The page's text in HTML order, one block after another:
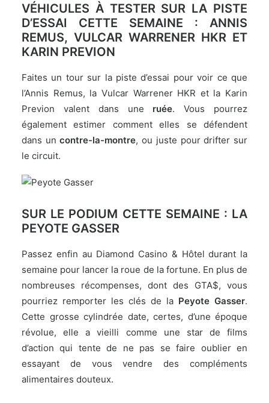
VÉHICULES À TESTER SUR LA PISTE
D’ESSAI CETTE SEMAINE : ANNIS
REMUS, VULCAR WARRENER HKR ET
KARIN PREVION
Faites un tour sur la piste d’essai pour voir ce que
l’Annis Remus, la Vulcar Warrener HKR et la Karin
Previon valent dans une ruée. Vous pourrez
également estimer comment elles se défendent
dans uncontre-la-montre, ou juste pour drifter sur
le circuit.
SUR LE PODIUM CETTE SEMAINE : LA
PEYOTE GASSER
Passez enfin au Diamond Casino & Hôtel durant la
semaine pour lancer la roue de la fortune. En plus de
nombreuses récompenses, dont des GTA$, vous
pourriez remporter les clés de la Peyote Gasser.
Cette grosse cylindrée date, certes, d’une époque
révolue, elle a vieilli comme une star de films
d’action qui tente de ne pas se faire oublier en
essayant de vous vendre des compléments
alimentaires douteux.